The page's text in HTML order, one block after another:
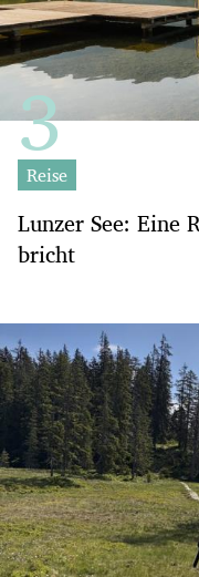
Reise
Lunzer See: Eine
bricht